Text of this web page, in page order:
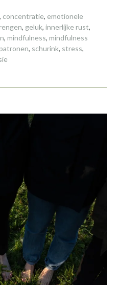
, concentratie, emotionele
, geluk, innerlijke rust,
, mindfulness, mindfulness
, schurink, stress,